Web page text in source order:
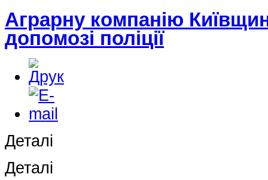
Аграрну компанію
допомозі поліції
Деталі
Деталі